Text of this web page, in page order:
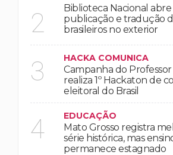
2
Biblioteca Nacional
publicação e tradução
brasileiros no exterior
3 HACKA COMUNICA
Campanha do
realiza 1º Hackaton de
eleitoral do Brasil
4 EDUCAÇÃO
Mato Grosso registra
série histórica, mas
permanece estagnado